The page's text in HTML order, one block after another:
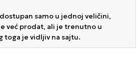
samo u jednoj veličini,
već prodat, ali je trenutno u
toga je vidljiv na sajtu.